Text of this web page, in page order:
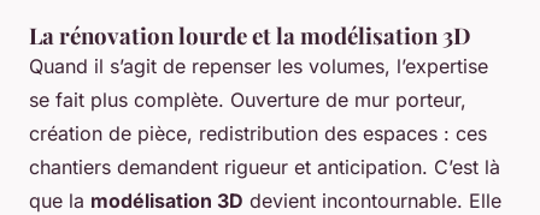
La rénovation lourde et la modélisation 3D
Quand il s’agit de repenser les volumes, l’expertise
se fait plus complète. Ouverture de mur porteur,
création de pièce, redistribution des espaces : ces
chantiers demandent rigueur et anticipation. C’est là
que la modélisation 3D devient incontournable. Elle